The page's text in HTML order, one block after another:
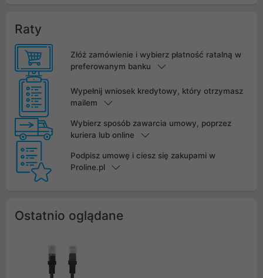
Raty
Złóż zamówienie i wybierz płatność ratalną w
preferowanym banku
Wypełnij wniosek kredytowy, który otrzymasz
mailem
Wybierz sposób zawarcia umowy, poprzez
kuriera lub online
Podpisz umowę i ciesz się zakupami w
Proline.pl
Ostatnio oglądane